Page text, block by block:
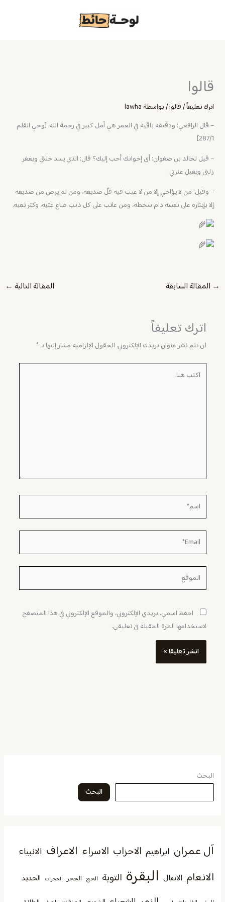
قالوا
اترك تعليقاً/قالوا/ بواسطة lawha
– قال الرافعي: ودقيقة باقية في العمر هي أمل كبير في رحمة الله. [وحي القلم
287/1]
– ‏قيل لخالد بن صفوان: أي إخوانك أحب إليك؟ قال: الذي يسد خلتي ويغفر
زلتي ويقيل عثرتي.
– و‏قيل: من لا يؤاخي إلا من لا عيب فيه قلّ صديقه، ومن لم يرض من صديقه
إلا بإيثاره على نفسه دام سخطه، ومن عاتب على كل ذنب ضاع عتبه، وكثر تعبه.
→ المقالة السابقة المقالة التالية ←
اترك تعليقاً
لن يتم نشر عنوان بريدك الإلكتروني. الحقول الإلزامية مشار إليها بـ*
اسم*
Email*
الموقع
احفظ اسمي، بريدي الإلكتروني، والموقع الإلكتروني في هذا المتصفح
لاستخدامها المرة المقبلة في تعليقي.
البحث
البحث
آل عمران ابراهيم الاحزاب الاسراء الاعراف الانبياء
الانعام الانفال البقرة التوبة الحج الحجر الحجرات الحديد